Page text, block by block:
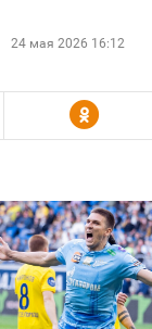
24 мая 2026 16:12
Y